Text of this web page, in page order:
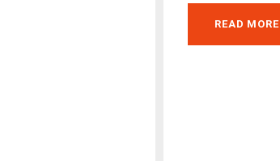
READ MORE